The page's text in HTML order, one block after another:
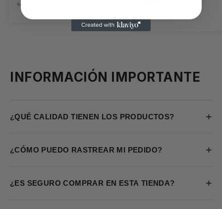
149,94
INFORMACIÓN IMPORTANTE
¿QUÉ CALIDAD TIENEN LOS PRODUCTOS? +
¿CÓMO PUEDO RASTREAR MI PEDIDO? +
¿ES SEGURO COMPRAR EN ESTA TIENDA? +